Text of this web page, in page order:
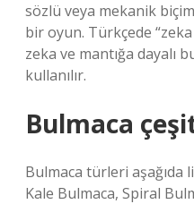
sözlü veya mekanik
bir oyun. Türkçede
zeka ve mantığa dayalı
kullanılır.
Bulmaca
Bulmaca türleri aşağıda
Kale Bulmaca, Spiral